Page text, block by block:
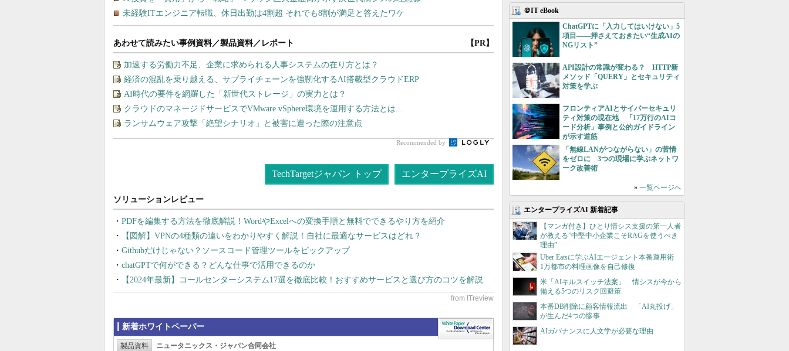
あわせて読みたい事例資料／製品資料／レポート 【PR】
加速する労働力不足、企業に求められる人事システムの在り方とは？
経済の混乱を乗り越える、サプライチェーンを強靭化するAI搭載型クラウドERP
AI時代の要件を網羅した「新世代ストレージ」の実力とは？
クラウドのマネージドサービスでVMware vSphere環境を運用する方法とは...
ランサムウェア攻撃「絶望シナリオ」と被害に遭った際の注意点
Recommended by
TechTargetジャパン トップ エンタープライズAI
PDFを編集する方法を徹底解説！WordやExcelへの変換手順と無料でできるやり方を紹介
【図解】VPNの4種類の違いをわかりやすく解説！自社に最適なサービスはどれ？
Githubだけじゃない？ソースコード管理ツールをピックアップ
chatGPTで何ができる？どんな仕事で活用できるのか
【2024年最新】コールセンターシステム17選を徹底比較！おすすめサービスと選び方のコツを解説
新着ホワイトペーパー
製品資料 ニュータニックス・ジャパン合同会社
＠IT eBook
ChatGPTに「入力してはいけない」5
項目――押さえておきたい“生成AIの
NGリスト”
API設計の常識が変わる？ HTTP新
メソッド「QUERY」とセキュリティ
対策を学ぶ
フロンティアAIとサイバーセキュリ
ティ対策の現在地 「17万行のAIコ
ード分析」事例と公的ガイドライン
が示す道筋
「無線LANがつながらない」の苦情
をゼロに 3つの現場に学ぶネットワ
ーク改善術
» 一覧ページへ
エンタープライズAI 新着記事
【マンガ付き】ひとり情シス支援の第一人者
が教える”中堅中小企業こそRAGを使うべき
理由”
Uber Eatsに学ぶAIエージェント本番運用術
1万都市の料理画像を自己修復
米「AIキルスイッチ法案」 情シスが今から
備える5つのリスク回避策
本番DB削除に顧客情報流出 「AI丸投げ」
が生んだ4つの惨事
AIガバナンスに人文学が必要な理由